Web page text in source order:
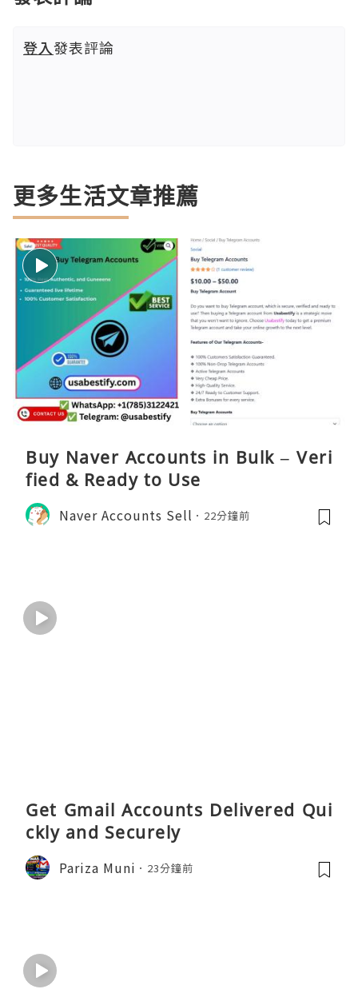
登入發表評論
更多生活文章推薦
Buy Naver Accounts in Bulk – Veri
fied & Ready to Use
Naver Accounts Sell 22分鐘前
Get Gmail Accounts Delivered Qui
ckly and Securely
Pariza Muni 23分鐘前